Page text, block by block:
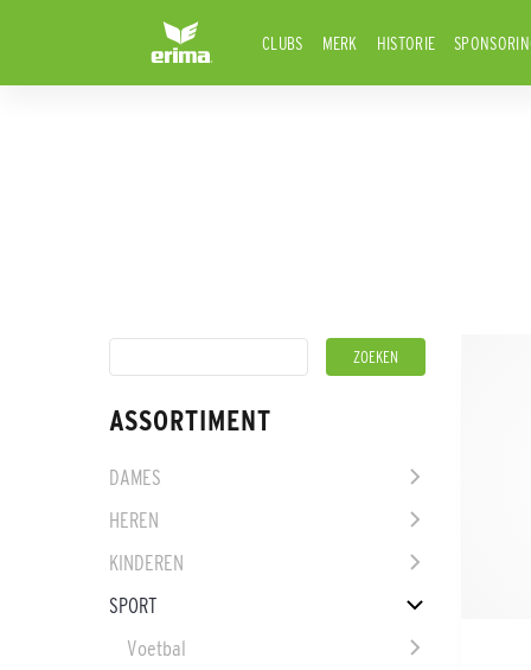
CLUBS MERK HISTORIE
ASSORTIMENT
DAMES
HEREN
KINDEREN
SPORT
Voetbal